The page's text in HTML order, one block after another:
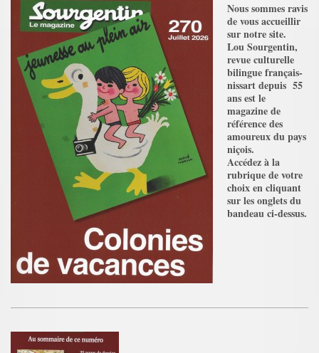
Nous sommes ravis
de vous accueillir
sur notre site.
Lou Sourgentin,
revue culturelle
bilingue français-
nissart depuis 55
ans est le
magazine de
référence des
amoureux du pays
niçois.
Accédez à la
rubrique de votre
choix en cliquant
sur les onglets du
bandeau ci-dessus.